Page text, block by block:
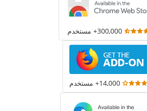
300,000+ مستخدم
14,000+ مستخدم